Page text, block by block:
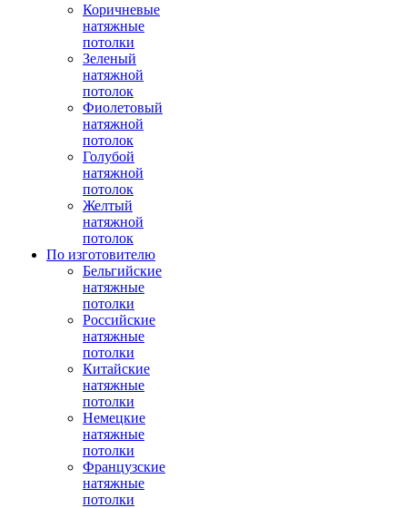
Коричневые
натяжные
потолки
Зеленый
натяжной
потолок
Фиолетовый
натяжной
потолок
Голубой
натяжной
потолок
Желтый
натяжной
потолок
По изготовителю
Бельгийские
натяжные
потолки
Российские
натяжные
потолки
Китайские
натяжные
потолки
Немецкие
натяжные
потолки
Французские
натяжные
потолки